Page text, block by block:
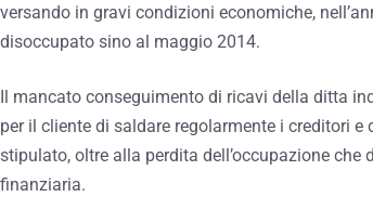
versando in gravi condizioni economiche,
disoccupato sino al maggio 2014.
Il mancato conseguimento di ricavi della ditta
per il cliente di saldare regolarmente i creditori
stipulato, oltre alla perdita dell’occupazione
finanziaria.